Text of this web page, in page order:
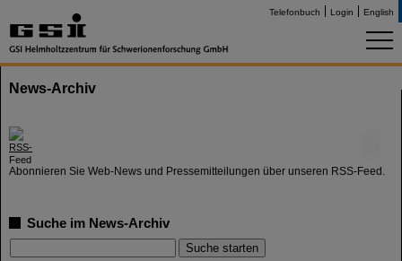
Telefonbuch Login English
News-Archiv
Abonnieren Sie Web-News und Pressemitteilungen über unseren RSS-Feed.
Suche im News-Archiv